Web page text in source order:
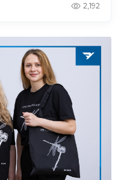
2,192